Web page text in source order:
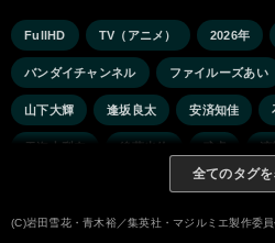
FullHD TV（アニメ） 2026年
バンダイチャンネル ファイルーズあい
山下大輝 逢坂良太 安済知佳
天海由梨奈 後藤光佑 武虎 渡
全てのタグ
(C)岩田雪花・青木裕／集英社・マジルミエ製作委